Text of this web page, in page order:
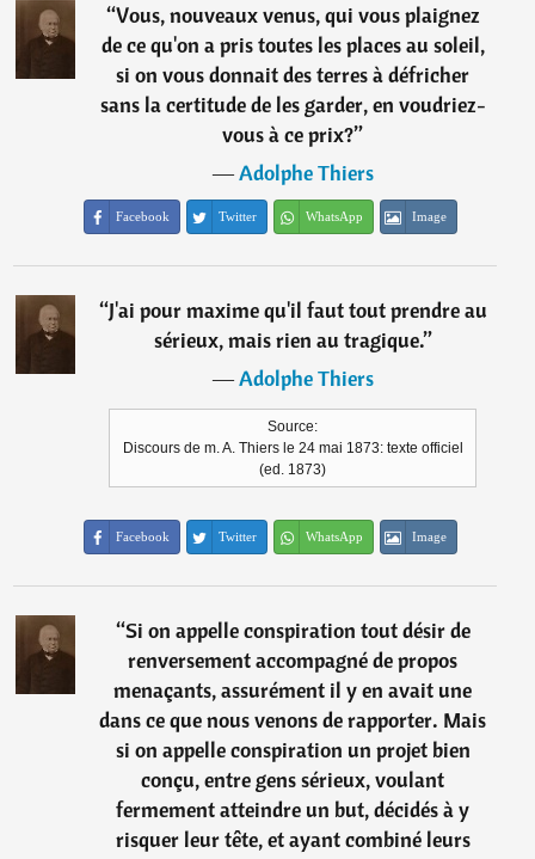
“Vous, nouveaux venus, qui vous plaignez
de ce qu'on a pris toutes les places au soleil,
si on vous donnait des terres à défricher
sans la certitude de les garder, en voudriez-
vous à ce prix?”
―Adolphe Thiers
Facebook Twitter WhatsApp Image
“J'ai pour maxime qu'il faut tout prendre au
sérieux, mais rien au tragique.”
―Adolphe Thiers
Source:
Discours de m. A. Thiers le 24 mai 1873: texte officiel
(ed. 1873)
Facebook Twitter WhatsApp Image
“Si on appelle conspiration tout désir de
renversement accompagné de propos
menaçants, assurément il y en avait une
dans ce que nous venons de rapporter. Mais
si on appelle conspiration un projet bien
conçu, entre gens sérieux, voulant
fermement atteindre un but, décidés à y
risquer leur tête, et ayant combiné leurs